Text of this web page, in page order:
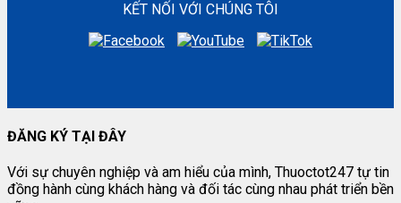
KẾT NỐI VỚI CHÚNG TÔI
ĐĂNG KÝ TẠI ĐÂY
Với sự chuyên nghiệp và am hiểu của mình, Thuoctot247 tự tin
đồng hành cùng khách hàng và đối tác cùng nhau phát triển bền